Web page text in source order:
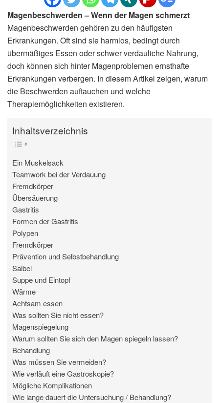
Magenbeschwerden – Wenn der Magen schmerzt
Magenbeschwerden gehören zu den häufigsten
Erkrankungen. Oft sind sie harmlos, bedingt durch
übermäßiges Essen oder schwer verdauliche Nahrung,
doch können sich hinter Magenproblemen ernsthafte
Erkrankungen verbergen. In diesem Artikel zeigen, warum
die Beschwerden auftauchen und welche
Therapiemöglichkeiten existieren.
Inhaltsverzeichnis
Ein Muskelsack
Teamwork bei der Verdauung
Fremdkörper
Übersäuerung
Gastritis
Formen der Gastritis
Polypen
Fremdkörper
Prävention und Selbstbehandlung
Salbei
Suppe und Eintopf
Wärme
Achtsam essen
Was sollten Sie nicht essen?
Magenspiegelung
Warum sollten Sie sich den Magen spiegeln lassen?
Behandlung
Was müssen Sie vermeiden?
Wie verläuft eine Gastroskopie?
Mögliche Komplikationen
Wie lange dauert die Untersuchung / Behandlung?